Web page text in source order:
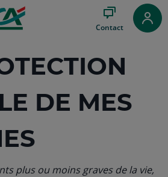
Contact
DE MES
plus ou moins graves de la vie,